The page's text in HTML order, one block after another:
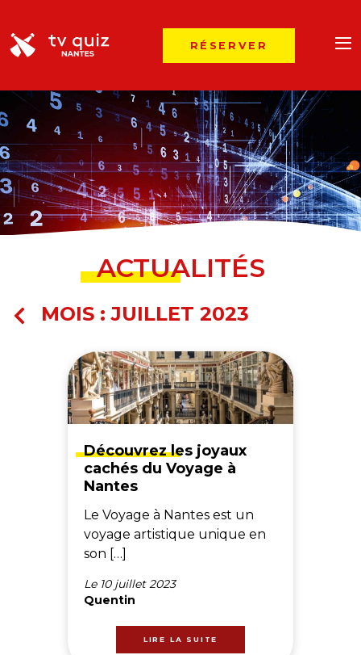
RÉSERVER
ACTUALITÉS
MOIS :JUILLET 2023
Découvrez les joyaux
cachés du Voyage à
Nantes
Le Voyage à Nantes est un
voyage artistique unique en
son […]
Le 10 juillet 2023
Quentin
LIRE LA SUITE